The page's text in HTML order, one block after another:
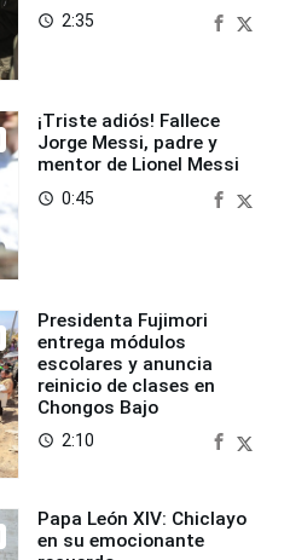
access_time 2:35
¡Triste adiós! Fallece
Jorge Messi, padre y
mentor de Lionel Messi
access_time 0:45
Presidenta Fujimori
entrega módulos
escolares y anuncia
reinicio de clases en
Chongos Bajo
access_time 2:10
Papa León XIV: Chiclayo
en su emocionante